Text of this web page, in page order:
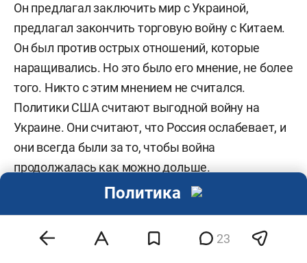
Он предлагал заключить мир с Украиной,
предлагал закончить торговую войну с Китаем.
Он был против острых отношений, которые
наращивались. Но это было его мнение, не более
того. Никто с этим мнением не считался.
Политики США считают выгодной войну на
Украине. Они считают, что Россия ослабевает, и
они всегда были за то, чтобы война
продолжалась как можно дольше.
Киссинджеру принадлежит известная фраза: «У
интерес». Он выдающийся деятель мирового
23
Политика